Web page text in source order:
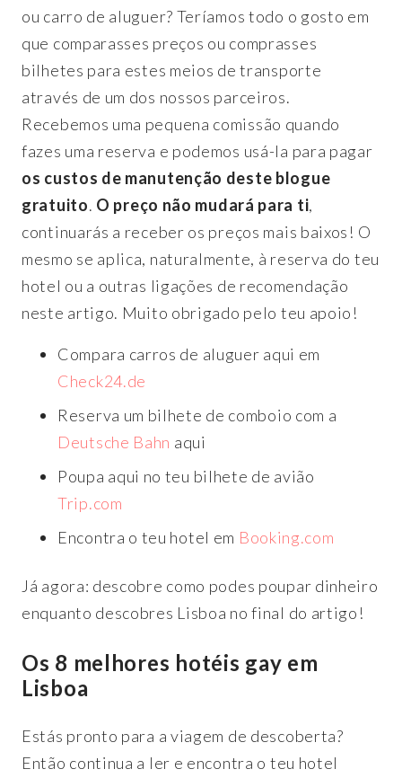
ou carro de aluguer? Teríamos todo o gosto em
que comparasses preços ou comprasses
bilhetes para estes meios de transporte
através de um dos nossos parceiros.
Recebemos uma pequena comissão quando
fazes uma reserva e podemos usá-la para pagar
os custos de manutenção deste blogue
gratuito. O preço não mudará para ti,
continuarás a receber os preços mais baixos! O
mesmo se aplica, naturalmente, à reserva do teu
hotel ou a outras ligações de recomendação
neste artigo. Muito obrigado pelo teu apoio!
Compara carros de aluguer aqui em
Check24.de
Reserva um bilhete de comboio com a
Deutsche Bahn aqui
Poupa aqui no teu bilhete de avião
Trip.com
Encontra o teu hotel em Booking.com
Já agora: descobre como podes poupar dinheiro
enquanto descobres Lisboa no final do artigo!
Os 8 melhores hotéis gay em
Lisboa
Estás pronto para a viagem de descoberta?
Então continua a ler e encontra o teu hotel